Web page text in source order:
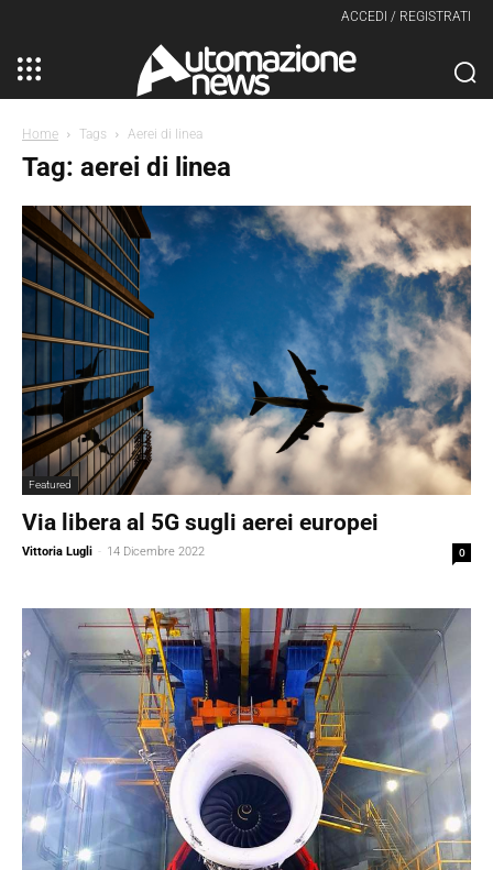
ACCEDI / REGISTRATI
Home Tags Aerei di linea
Tag: aerei di linea
Featured
Via libera al 5G sugli aerei europei
Vittoria Lugli - 14 Dicembre 2022 0